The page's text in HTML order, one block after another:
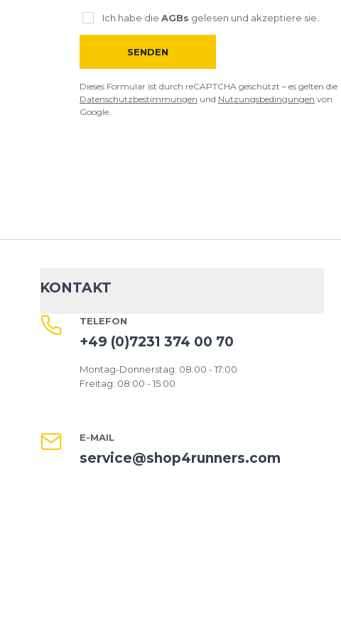
Rezension
Pflichtfelder
Ich habe die AGBs gelesen und akzeptiere sie.
SENDEN
Dieses Formular ist durch reCAPTCHA geschützt – es gelten die
Datenschutzbestimmungen und Nutzungsbedingungen von
Google.
KONTAKT
TELEFON
+49 (0)7231 374 00 70
Montag-Donnerstag: 08:00 - 17:00
Freitag: 08:00 - 15:00
E-MAIL
service@shop4runners.com